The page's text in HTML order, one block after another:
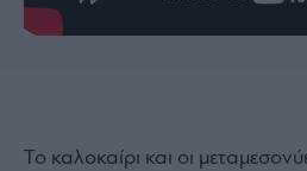
Το καλοκαίρι και οι